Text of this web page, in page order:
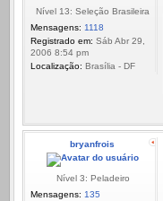
Nível 13: Seleção Brasileira
Mensagens: 1118
Registrado em: Sáb Abr 29,
2006 8:54 pm
Localização: Brasília - DF
bryanfrois
Nível 3: Peladeiro
Mensagens: 135